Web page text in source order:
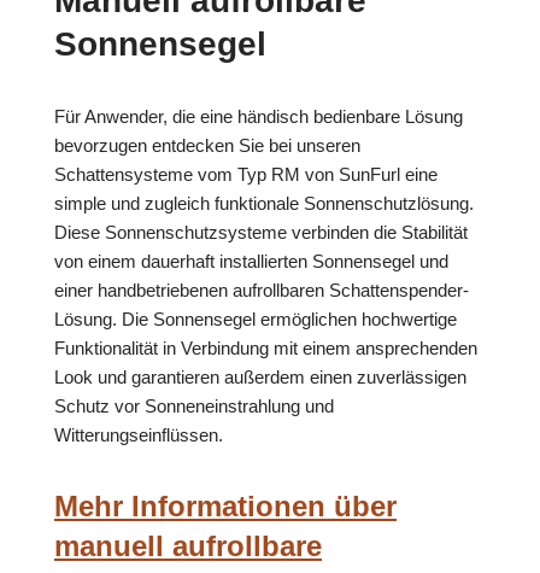
Sonnensegel
Für Anwender, die eine händisch bedienbare Lösung
bevorzugen entdecken Sie bei unseren
Schattensysteme vom Typ RM von SunFurl eine
simple und zugleich funktionale Sonnenschutzlösung.
Diese Sonnenschutzsysteme verbinden die Stabilität
von einem dauerhaft installierten Sonnensegel und
einer handbetriebenen aufrollbaren Schattenspender-
Lösung. Die Sonnensegel ermöglichen hochwertige
Funktionalität in Verbindung mit einem ansprechenden
Look und garantieren außerdem einen zuverlässigen
Schutz vor Sonneneinstrahlung und
Witterungseinflüssen.
Mehr Informationen über
manuell aufrollbare